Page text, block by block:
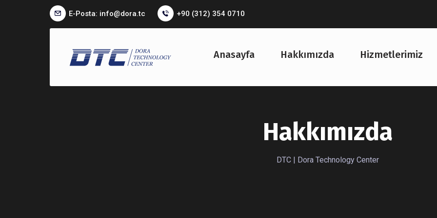
E-Posta: info@dora.tc +90 (312) 354 0710
Anasayfa Hakkımızda Hizmetlerimiz
Hakkımızda
DTC | Dora Technology Center